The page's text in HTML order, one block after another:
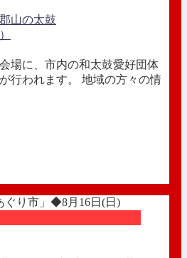
山の太鼓
場に、市内の和太鼓愛好団体
行われます。 地域の方々の情